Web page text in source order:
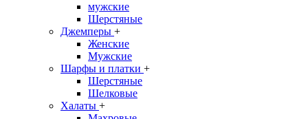
мужские
Шерстяные
Джемперы +
Женские
Мужские
Шарфы и платки +
Шерстяные
Шелковые
Халаты +